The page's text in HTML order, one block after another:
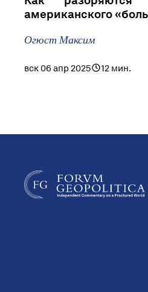
американского
Огюст Максим
вск 06 апр 2025 12 мин.